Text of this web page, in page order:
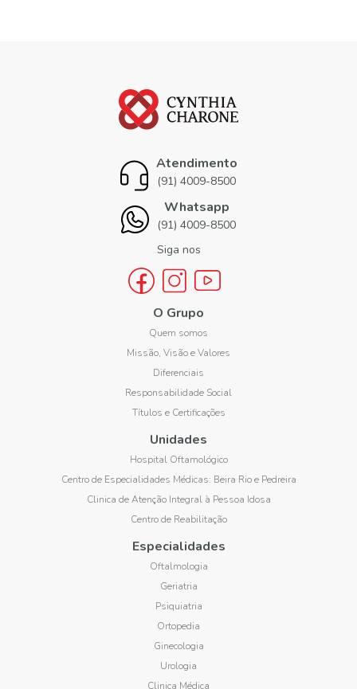
Atendimento
(91) 4009-8500
Whatsapp
(91) 4009-8500
Siga nos
O Grupo
Quem somos
Missão, Visão e Valores
Diferenciais
Responsabilidade Social
Títulos e Certificações
Unidades
Hospital Oftamológico
Centro de Especialidades Médicas: Beira Rio e Pedreira
Clinica de Atenção Integral à Pessoa Idosa
Centro de Reabilitação
Especialidades
Oftalmologia
Geriatria
Psiquiatria
Ortopedia
Ginecologia
Urologia
Clinica Médica